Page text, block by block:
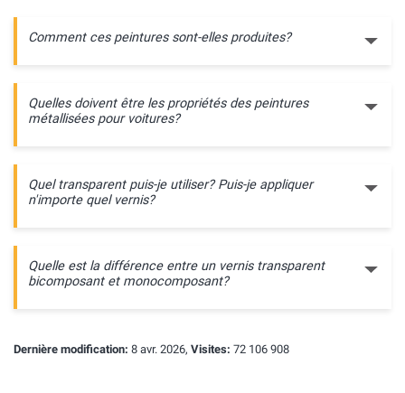
Comment ces peintures sont-elles produites?
Quelles doivent être les propriétés des peintures
métallisées pour voitures?
Quel transparent puis-je utiliser? Puis-je appliquer
n'importe quel vernis?
Quelle est la différence entre un vernis transparent
bicomposant et monocomposant?
Dernière modification: 8 avr. 2026, Visites: 72 106 908